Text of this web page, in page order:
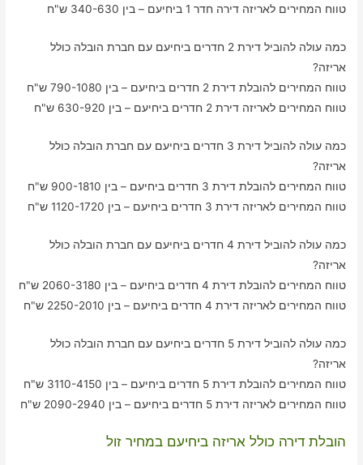
טווח המחירים לאריזה דירה חדר 1 ביחיעם – בין 340-630 ש"ח
כמה עולה להוביל דירת 2 חדרים ביחיעם עם חברת הובלה כולל
אריזה?
טווח המחירים להובלת דירת 2 חדרים ביחיעם – בין 790-1080 ש"ח
טווח המחירים לאריזה דירת 2 חדרים ביחיעם – בין 630-920 ש"ח
כמה עולה להוביל דירת 3 חדרים ביחיעם עם חברת הובלה כולל
אריזה?
טווח המחירים להובלת דירת 3 חדרים ביחיעם – בין 900-1810 ש"ח
טווח המחירים לאריזה דירת 3 חדרים ביחיעם – בין 1120-1720 ש"ח
כמה עולה להוביל דירת 4 חדרים ביחיעם עם חברת הובלה כולל
אריזה?
טווח המחירים להובלת דירת 4 חדרים ביחיעם – בין 2060-3180 ש"ח
טווח המחירים לאריזה דירת 4 חדרים ביחיעם – בין 2250-2010 ש"ח
כמה עולה להוביל דירת 5 חדרים ביחיעם עם חברת הובלה כולל
אריזה?
טווח המחירים להובלת דירת 5 חדרים ביחיעם – בין 3110-4150 ש"ח
טווח המחירים לאריזה דירת 5 חדרים ביחיעם – בין 2090-2940 ש"ח
הובלת דירה כולל אריזה ביחיעם במחיר זול